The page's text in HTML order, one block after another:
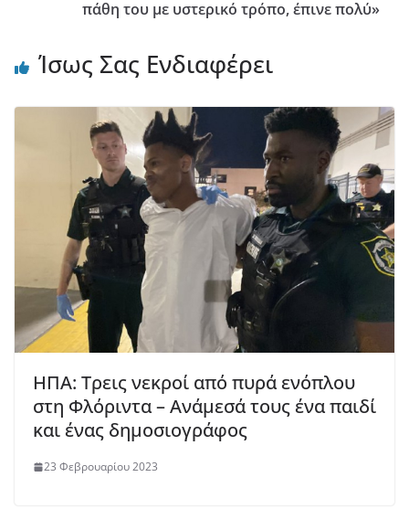
πάθη του με υστερικό τρόπο, έπινε πολύ»
Ίσως Σας Ενδιαφέρει
ΗΠΑ: Τρεις νεκροί από πυρά ενόπλου
στη Φλόριντα – Ανάμεσά τους ένα παιδί
και ένας δημοσιογράφος
23 Φεβρουαρίου 2023